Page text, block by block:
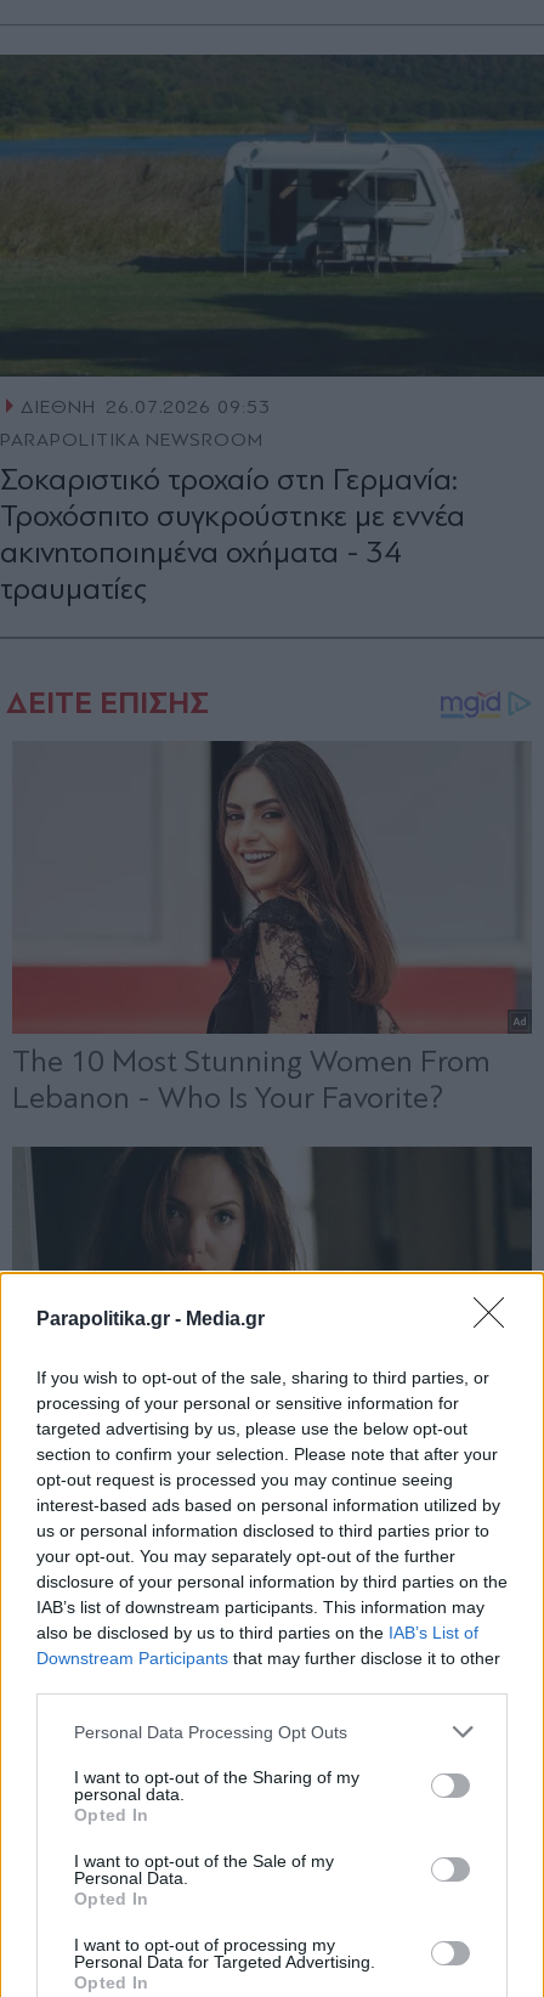
Parapolitika.gr - Media.gr
If you wish to opt-out of the sale, sharing to third parties, or
processing of your personal or sensitive information for
targeted advertising by us, please use the below opt-out
section to confirm your selection. Please note that after your
opt-out request is processed you may continue seeing
interest-based ads based on personal information utilized by
us or personal information disclosed to third parties prior to
your opt-out. You may separately opt-out of the further
disclosure of your personal information by third parties on the
IAB’s list of downstream participants. This information may
also be disclosed by us to third parties on the IAB’s List of
Downstream Participants that may further disclose it to other
Personal Data Processing Opt Outs
I want to opt-out of the Sharing of my
personal data.
Opted In
I want to opt-out of the Sale of my
Personal Data.
Opted In
I want to opt-out of processing my
Personal Data for Targeted Advertising.
Opted In
ΔΙΕΘΝΗ
26.07.2026 09:53
PARAPOLITIKA NEWSROOM
Σοκαριστικό τροχαίο στη Γερμανία:
Τροχόσπιτο συγκρούστηκε με εννέα
ακινητοποιημένα οχήματα - 34
τραυματίες
Εγγραφή στο newsletter
Αποδέχομαι τους
και την πολιτική απορρήτου